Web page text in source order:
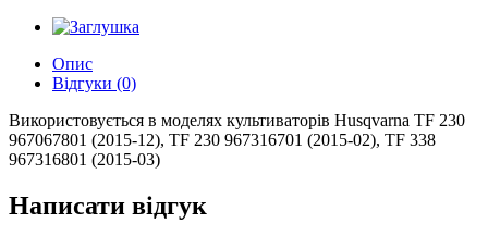
Опис
Відгуки (0)
Використовується в моделях культиваторів Husqvarna TF 230
967067801 (2015-12), TF 230 967316701 (2015-02), TF 338
967316801 (2015-03)
Написати відгук